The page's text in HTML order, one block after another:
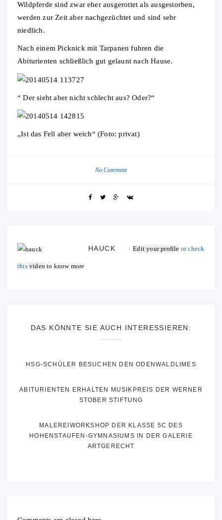
Wildpferde sind zwar eher ausgerottet als ausgestorben,
werden zur Zeit aber nachgezüchtet und sind sehr
niedlich.
Nach einem Picknick mit Tarpanen fuhren die
Abiturienten schließlich gut gelaunt nach Hause.
“ Der sieht aber nicht schlecht aus? Oder?“
„Ist das Fell aber weich“ (Foto: privat)
No Comment
HAUCK Edit your profile or check
this video to know more
DAS KÖNNTE SIE AUCH INTERESSIEREN:
HSG-SCHÜLER BESUCHEN DEN ODENWALDLIMES
ABITURIENTEN ERHALTEN MUSIKPREIS DER WERNER
STOBER STIFTUNG
MALEREIWORKSHOP DER KLASSE 5C DES
HOHENSTAUFEN-GYMNASIUMS IN DER GALERIE
ARTGERECHT